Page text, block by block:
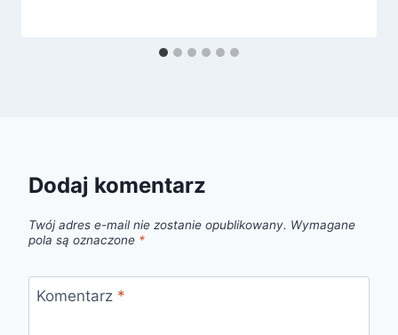
Dodaj komentarz
Twój adres e-mail nie zostanie opublikowany. Wymagane
pola są oznaczone *
Komentarz *